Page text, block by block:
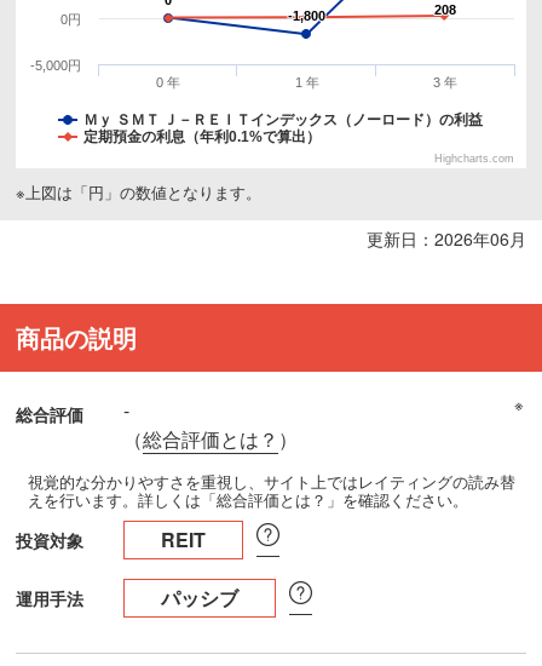
-1,800
-1,800 208
208
Ｍｙ ＳＭＴ Ｊ－ＲＥＩＴインデックス（ノーロード）の利益
定期預金の利息（年利0.1%で算出）
0 年 1 年 3 年
-5,000円
0円
Highcharts.com
※上図は「円」の数値となります。
更新日：2026年06月
商品の説明
総合評価
-
（総合評価とは？ ）
※
視覚的な分かりやすさを重視し、サイト上ではレイティングの読み替
えを行います。詳しくは「総合評価とは？」を確認ください。
投資対象 REIT
運用手法 パッシブ